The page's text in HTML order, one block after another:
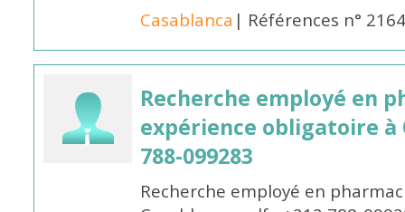
Casablanca | Références n°
Recherche employé en
expérience obligatoire à
788-099283
Recherche employé en